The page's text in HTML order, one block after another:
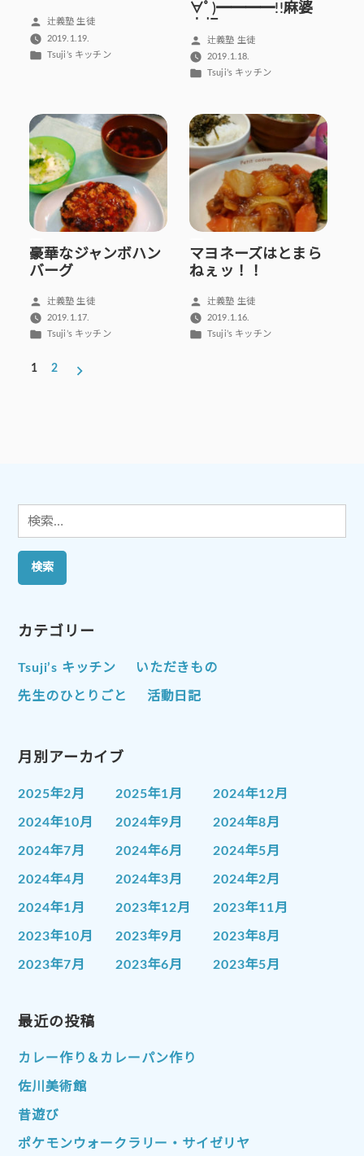
投
稿
者:
辻義塾 生徒
2019.1.19.
カ
ー:
Tsuji’s キッチン
∀ﾟ)━━━━!!麻婆
投
稿
者:
辻義塾 生徒
2019.1.18.
カ
リ
ー:
Tsuji’s キッチン
豪華なジャンボハン
バーグ
投
稿
者:
辻義塾 生徒
2019.1.17.
カ
ゴ
Tsuji’s キッチン
マヨネーズはとまら
ねぇッ！！
投
稿
者:
辻義塾 生徒
2019.1.16.
カ
Tsuji’s キッチン
投
り
1 2
検
索:
カテゴリー
Tsuji’s キッチン いただきもの
先生のひとりごと 活動日記
月別アーカイブ
2025年2月 2025年1月 2024年12月
2024年10月 2024年9月 2024年8月
2024年7月 2024年6月 2024年5月
2024年4月 2024年3月 2024年2月
2024年1月 2023年12月 2023年11月
2023年10月 2023年9月 2023年8月
2023年7月 2023年6月 2023年5月
2023年1月
2022年10月 2022年9月
2022年7月
2022年4月
2022年1月 2021年12月 2021年11月
最近の投稿
カレー作り＆カレーパン作り
佐川美術館
昔遊び
ポケモンウォークラリー・サイゼリヤ